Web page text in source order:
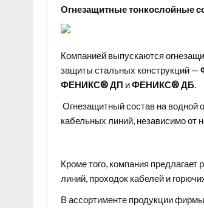
Огнезащитные тонкослойные
Компанией выпускаются
защиты стальных конструкций —
ФЕНИКС® ДП иФЕНИКС® ДБ
Огнезащитный состав на водной
кабельных линий, независимо от
Кроме того, компания
линий, проходок кабелей и
В ассортименте продукции